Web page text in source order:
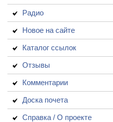
Радио
Новое на сайте
Каталог ссылок
Отзывы
Комментарии
Доска почета
Справка / О проекте